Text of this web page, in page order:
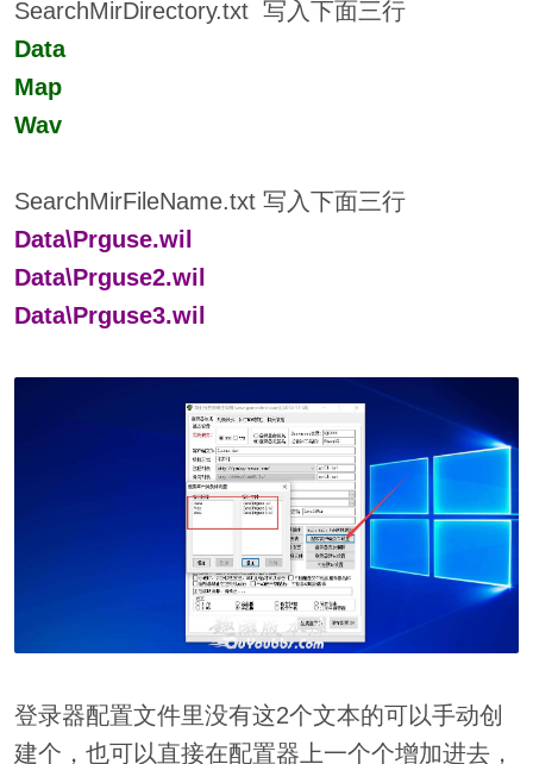
SearchMirDirectory.txt 写入下面三行
Data
Map
Wav
SearchMirFileName.txt 写入下面三行
Data\Prguse.wil
Data\Prguse2.wil
Data\Prguse3.wil
登录器配置文件里没有这2个文本的可以手动创
建个，也可以直接在配置器上一个个增加进去，